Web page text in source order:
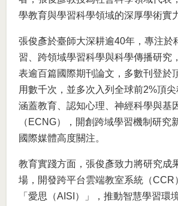
學教育與學習科學領域的深厚學術實
張俊彥於臺師大深耕逾40年，專注於
習、跨領域學習科學與科學傳播研究
表逾百篇國際期刊論文，多數刊登於
用數千次，並多次入列全球前2%頂
涵蓋教育、認知心理、神經科學與基
（ECNG），開創跨域學習機制研究
國際媒體高度關注。
教育實踐方面，張俊彥致力將研究成
場，開發跨平台雲端教室系統（CCR
「愛思（AISI）」，推動智慧學習環